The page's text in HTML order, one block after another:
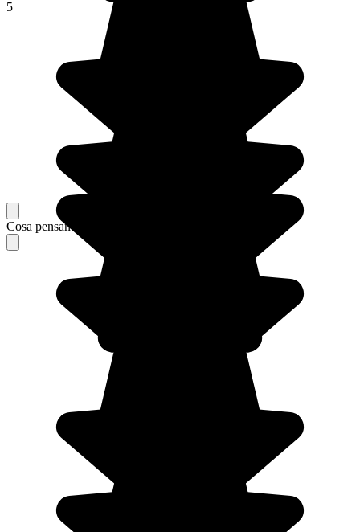
5
Cosa pensano i nostri viaggiatori del loro soggiorno